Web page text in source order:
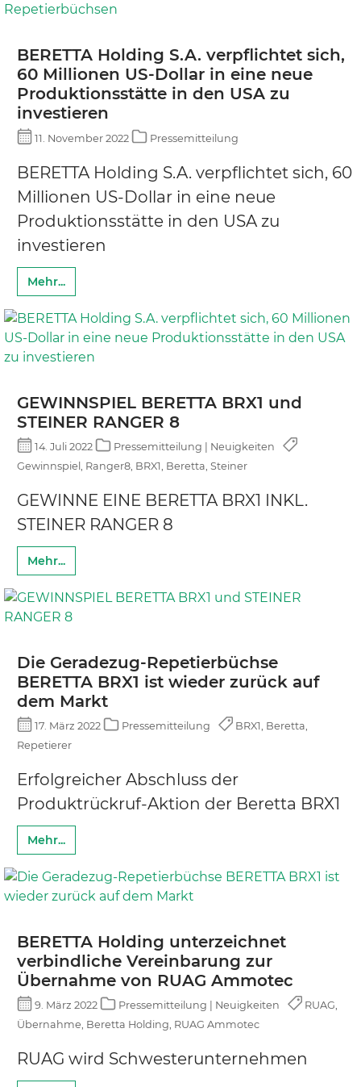
BERETTA Holding S.A. verpflichtet sich,
60 Millionen US-Dollar in eine neue
Produktionsstätte in den USA zu
investieren
11. November 2022 Pressemitteilung
BERETTA Holding S.A. verpflichtet sich, 60
Millionen US-Dollar in eine neue
Produktionsstätte in den USA zu
investieren
Mehr...
GEWINNSPIEL BERETTA BRX1 und
STEINER RANGER 8
14. Juli 2022
Pressemitteilung | Neuigkeiten
Gewinnspiel, Ranger8, BRX1, Beretta, Steiner
GEWINNE EINE BERETTA BRX1 INKL.
STEINER RANGER 8
Mehr...
Die Geradezug-Repetierbüchse
BERETTA BRX1 ist wieder zurück auf
dem Markt
17. März 2022 Pressemitteilung
BRX1, Beretta,
Repetierer
Erfolgreicher Abschluss der
Produktrückruf-Aktion der Beretta BRX1
Mehr...
BERETTA Holding unterzeichnet
verbindliche Vereinbarung zur
Übernahme von RUAG Ammotec
9. März 2022 Pressemitteilung | Neuigkeiten
RUAG,
Übernahme, Beretta Holding, RUAG Ammotec
RUAG wird Schwesterunternehmen